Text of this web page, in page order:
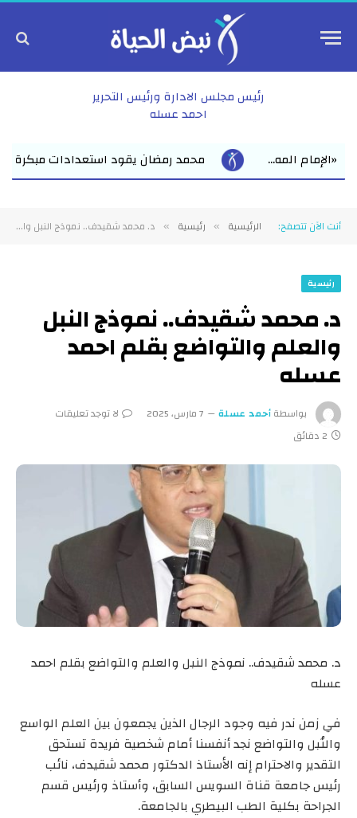
رئيس مجلس الادارة ورئيس التحرير
احمد عسله
يقود استعدادات مبكرة للعام الدراسي الجديد بفاقوس لقاء
أنت الآن تتصفح: الرئيسية » رئيسية » د. محمد شقيدف.. نموذج النبل والعلم والتواضع بقلم احمد عسله
رئيسية
د. محمد شقيدف.. نموذج النبل
والعلم والتواضع بقلم احمد
عسله
بواسطةأحمد عسلة 7 مارس، 2025
لا توجد تعليقات
2 دقائق
د. محمد شقيدف.. نموذج النبل والعلم والتواضع بقلم احمد
عسله
في زمن ندر فيه وجود الرجال الذين يجمعون بين العلم الواسع
والنُبل والتواضع نجد أنفسنا أمام شخصية فريدة تستحق
التقدير والاحترام إنه الأستاذ الدكتور محمد شقيدف، نائب
رئيس جامعة قناة السويس السابق، وأستاذ ورئيس قسم
الجراحة بكلية الطب البيطري بالجامعة.